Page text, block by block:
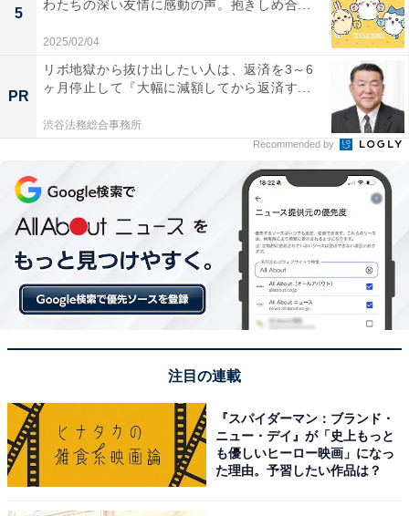
連続放火犯は一体誰⁉ 次回持ち越しで過熱する考
察
ハヤブサ地区を守る消防団の仲間に連続放火犯が――。
しかしその正体が明かされるのは次回へ持ち越しとな
り、続きが気になる展開に。また、太郎が感じる「ルミ
ナスソーラーが土地を買っているのは太陽光パネル設置
のためだけなのか？」という違和感に、かつて彩が入団
していた新興宗教団体「アビゲイル騎士団」が絡んでく
るのではないかという予感も膨らみました。
X（旧Twitter）では、「太郎、一番言っちゃいけない人
に真っ先に話しちゃう癖…彩にも油断しすぎだよ」「賢
作さん、放火被害者だけど中途半端に助かってるとこ怪
しくない？」「『仲間には隠し事なしやろ』って賢作さ
5
わたちの深い友情に感動の声。抱きしめ合...
2025/02/04
PR
リボ地獄から抜け出したい人は、返済を3～6
ヶ月停止して『大幅に減額してから返済す...
渋谷法務総合事務所
Recommended by
注目の連載
『スパイダーマン：ブランド・
ニュー・デイ』が「史上もっと
も優しいヒーロー映画」になっ
た理由。予習したい作品は？